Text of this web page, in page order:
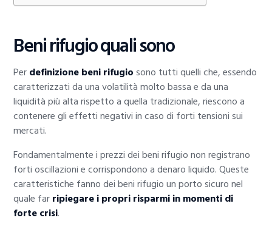
Beni rifugio quali sono
Perdefinizione beni rifugiosono tutti quelli che, essendo
caratterizzati da una volatilità molto bassa e da una
liquidità più alta rispetto a quella tradizionale, riescono a
contenere gli effetti negativi in caso di forti tensioni sui
mercati.
Fondamentalmente i prezzi dei beni rifugio non registrano
forti oscillazioni e corrispondono a denaro liquido. Queste
caratteristiche fanno dei beni rifugio un porto sicuro nel
quale farripiegare i propri risparmi in momenti di
forte crisi.